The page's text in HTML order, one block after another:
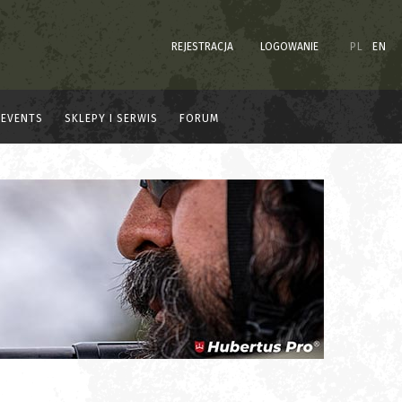
REJESTRACJA LOGOWANIE PL EN
EVENTS SKLEPY I SERWIS FORUM